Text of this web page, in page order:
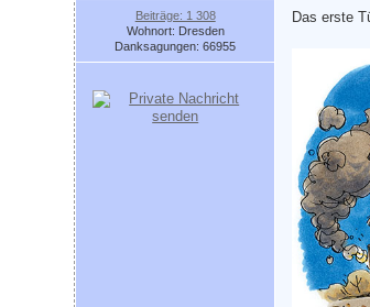
Beiträge: 1 308
Wohnort: Dresden
Danksagungen: 66955
Das erste